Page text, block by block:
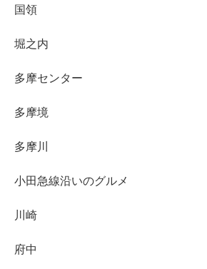
国領
堀之内
多摩センター
多摩境
多摩川
小田急線沿いのグルメ
川崎
府中